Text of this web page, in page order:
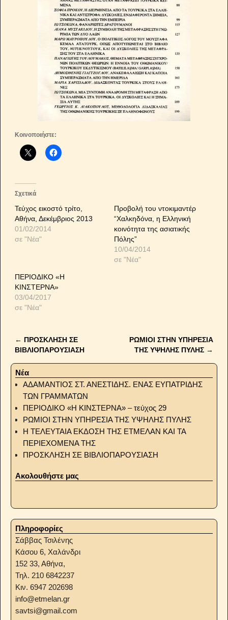
Κοινοποιήστε:
Σχετικά
Τεύχος εικοστό τρίτο,
Αθήνα, Δεκέμβριος 2013
01/02/2014
σε "Νέα"
Προβολή του ντοκιμαντέρ
“Χαλκηδόνα, η Ελληνική
κοινότητα της ασιατικής
Πόλης”
10/04/2014
σε "Νέα"
ΠΕΡΙΟΔΙΚΟ «Η
ΚΙΝΣΤΕΡΝΑ»
03/04/2017
σε "Νέα"
Post navigation
← ΠΡΟΣΚΛΗΣΗ ΣΕ
ΒΙΒΛΙΟΠΑΡΟΥΣΙΑΣΗ
ΡΩΜΙΟΙ ΣΤΗΝ ΥΠΗΡΕΣΙΑ
ΤΗΣ ΥΨΗΛΗΣ ΠΥΛΗΣ →
Νέα
ΑΔΑΜΑΝΤΙΟΣ ΣΤ. ΑΝΕΣΤΙΔΗΣ. ΕΝΑΣ ΕΥΠΑΤΡΙΔΗΣ
ΤΩΝ ΓΡΑΜΜΑΤΩΝ
ΠΕΡΙΟΔΙΚΟ «Η ΚΙΝΣΤΕΡΝΑ» – τεύχος 29
ΡΩΜΙΟΙ ΣΤΗΝ ΥΠΗΡΕΣΙΑ ΤΗΣ ΥΨΗΛΗΣ ΠΥΛΗΣ
Η ΤΕΛΕΥΤΑΙΑ ΕΚΔΟΣΗ ΤΗΣ ΕΤΜΕΛΑΝ ΚΑΙ ΤΑ
ΠΕΡΙΕΧΟΜΕΝΑ ΤΗΣ
ΠΡΟΣΚΛΗΣΗ ΣΕ ΒΙΒΛΙΟΠΑΡΟΥΣΙΑΣΗ
Ακολουθήστε μας
Πληροφορίες
Σάββας Τσιλένης
Κάσου 6, Χαλάνδρι
152 33, Αθήνα,
Τηλ. 210 6842237
Κιν. 6947 202698
info@etmelan.gr
savtsi@gmail.com